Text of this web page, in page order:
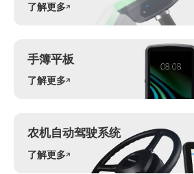
了解更多
手簿平板
了解更多
农机自动驾驶系统
了解更多